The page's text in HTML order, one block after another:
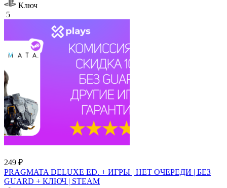
Ключ
5
249 ₽
PRAGMATA DELUXE ED. + ИГРЫ | НЕТ ОЧЕРЕДИ | БЕЗ
GUARD + КЛЮЧ | STEAM